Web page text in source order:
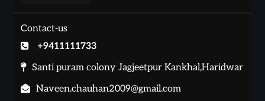
Contact-us
+9411111733
Santi puram colony Jagjeetpur Kankhal,Haridwar
Naveen.chauhan2009@gmail.com